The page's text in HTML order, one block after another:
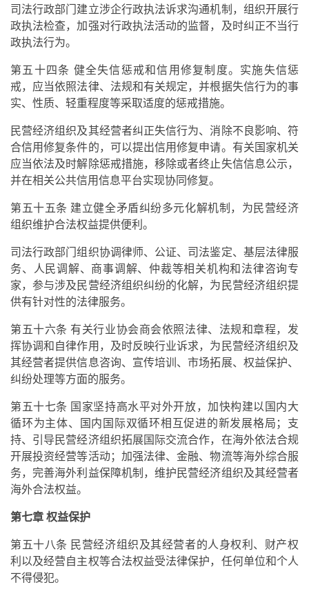
司法行政部门建立涉企行政执法诉求沟通机制，组织开展行
政执法检查，加强对行政执法活动的监督，及时纠正不当行
政执法行为。
第五十四条 健全失信惩戒和信用修复制度。实施失信惩
戒，应当依照法律、法规和有关规定，并根据失信行为的事
实、性质、轻重程度等采取适度的惩戒措施。
民营经济组织及其经营者纠正失信行为、消除不良影响、符
合信用修复条件的，可以提出信用修复申请。有关国家机关
应当依法及时解除惩戒措施，移除或者终止失信信息公示，
并在相关公共信用信息平台实现协同修复。
第五十五条 建立健全矛盾纠纷多元化解机制，为民营经济
组织维护合法权益提供便利。
司法行政部门组织协调律师、公证、司法鉴定、基层法律服
务、人民调解、商事调解、仲裁等相关机构和法律咨询专
家，参与涉及民营经济组织纠纷的化解，为民营经济组织提
供有针对性的法律服务。
第五十六条 有关行业协会商会依照法律、法规和章程，发
挥协调和自律作用，及时反映行业诉求，为民营经济组织及
其经营者提供信息咨询、宣传培训、市场拓展、权益保护、
纠纷处理等方面的服务。
第五十七条 国家坚持高水平对外开放，加快构建以国内大
循环为主体、国内国际双循环相互促进的新发展格局；支
持、引导民营经济组织拓展国际交流合作，在海外依法合规
开展投资经营等活动；加强法律、金融、物流等海外综合服
务，完善海外利益保障机制，维护民营经济组织及其经营者
海外合法权益。
第七章 权益保护
第五十八条 民营经济组织及其经营者的人身权利、财产权
利以及经营自主权等合法权益受法律保护，任何单位和个人
不得侵犯。